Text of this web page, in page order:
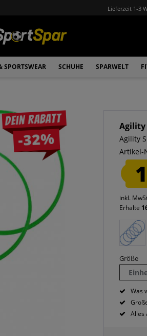
Lieferzeit 1-3
SPORTSWEAR SCHUHE SPARWELT
Dein Rabatt
-32%
Agility
Agility
Artikel-
inkl.
Erhalte
Größe
Was
Alles